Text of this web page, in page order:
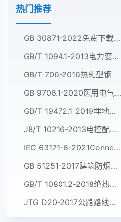
热门推荐
GB 30871-2022免费下载危险化学品企业特殊作业安全规范
GB/T 1094.1-2013电力变压器 第1部分:总则
GB/T 706-2016热轧型钢
GB 9706.1-2020医用电气设备 第1部分:基本安全和基本性能的通用要求
GB/T 19472.1-2019埋地用聚乙烯(PE)结构壁管道系统 第1部分:聚乙烯双壁波纹管材
JB/T 10216-2013电控配电用电缆桥架
IEC 63171-6-2021Connectors for electrical and electronic equipment - Part 6: Detail specification for 2-way and 4-way (data/power), shielded, free and fixed connectors for power and data transmission with frequencies up to 600 MHz
GB 51251-2017建筑防烟排烟系统技术标准
GB/T 10801.2-2018绝热用挤塑聚苯乙烯泡沫塑料(XPS)
JTG D20-2017公路路线设计规范